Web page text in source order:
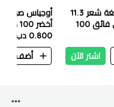
أوجياس صبغة شعر 11.3
أشقر ذهبي فائق 100
اشتر الآن
أخضر 100 مل
0.800 دب
أضف